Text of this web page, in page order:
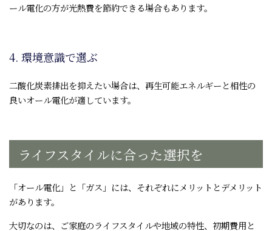
ール電化の方が光熱費を節約できる場合もあります。
4. 環境意識で選ぶ
二酸化炭素排出を抑えたい場合は、再生可能エネルギーと相性の
良いオール電化が適しています。
ライフスタイルに合った選択を
「オール電化」と「ガス」には、それぞれにメリットとデメリット
があります。
大切なのは、ご家庭のライフスタイルや地域の特性、初期費用と